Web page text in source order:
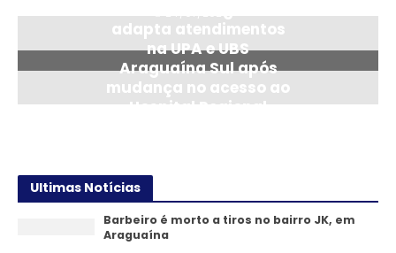
24/07/2026
adapta atendimentos
na UPA e UBS
Araguaína Sul após
mudança no acesso ao
Hospital Regional
Ultimas Notícias
Barbeiro é morto a tiros no bairro JK, em
Araguaína